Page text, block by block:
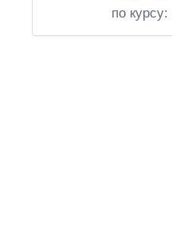
по курсу: